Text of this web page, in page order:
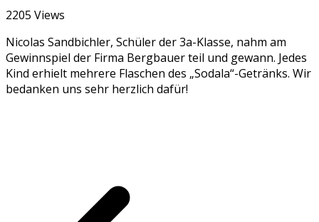
2205 Views
Nicolas Sandbichler, Schüler der 3a-Klasse, nahm am
Gewinnspiel der Firma Bergbauer teil und gewann. Jedes
Kind erhielt mehrere Flaschen des „Sodala“-Getränks. Wir
bedanken uns sehr herzlich dafür!